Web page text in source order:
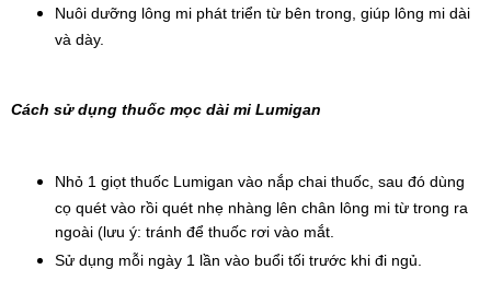
Nuôi dưỡng lông mi phát triển từ bên trong, giúp lông mi dài
và dày.
Cách sử dụng thuốc mọc dài mi Lumigan
Nhỏ 1 giọt thuốc Lumigan vào nắp chai thuốc, sau đó dùng
cọ quét vào rồi quét nhẹ nhàng lên chân lông mi từ trong ra
ngoài (lưu ý: tránh để thuốc rơi vào mắt.
Sử dụng mỗi ngày 1 lần vào buổi tối trước khi đi ngủ.